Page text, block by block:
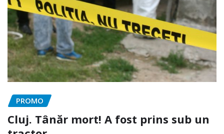
PROMO
Cluj. Tânăr mort! A fost prins sub un